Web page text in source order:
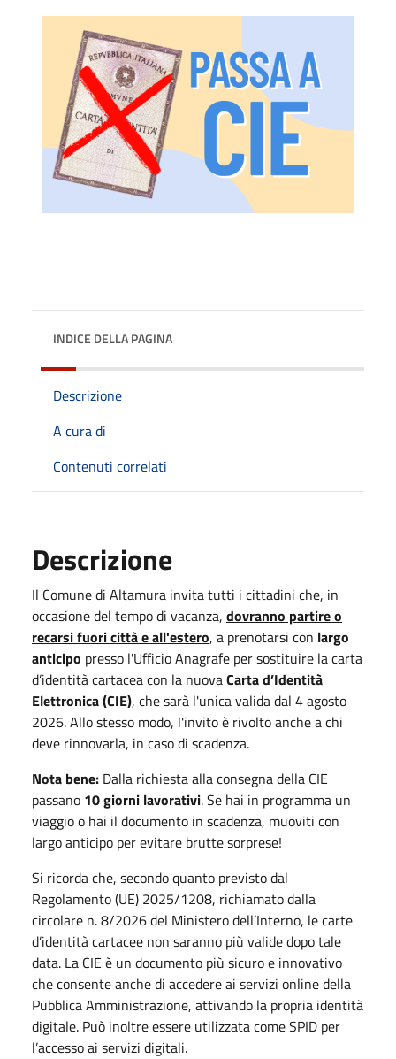
INDICE DELLA PAGINA
Descrizione
A cura di
Contenuti correlati
Descrizione
Il Comune di Altamura invita tutti i cittadini che, in
occasione del tempo di vacanza, dovranno partire o
recarsi fuori città e all'estero, a prenotarsi con largo
anticipo presso l'Ufficio Anagrafe per sostituire la carta
d’identità cartacea con la nuovaCarta d’Identità
Elettronica (CIE), che sarà l'unica valida dal 4 agosto
2026. Allo stesso modo, l'invito è rivolto anche a chi
deve rinnovarla, in caso di scadenza.
Nota bene: Dalla richiesta alla consegna della CIE
passano 10 giorni lavorativi. Se hai in programma un
viaggio o hai il documento in scadenza, muoviti con
largo anticipo per evitare brutte sorprese!
Si ricorda che, secondo quanto previsto dal
Regolamento (UE) 2025/1208, richiamato dalla
circolare n. 8/2026 del Ministero dell’Interno, le carte
d’identità cartacee non saranno più valide dopo tale
data. La CIE è un documento più sicuro e innovativo
che consente anche di accedere ai servizi online della
Pubblica Amministrazione, attivando la propria identità
digitale. Può inoltre essere utilizzata come SPID per
l’accesso ai servizi digitali.